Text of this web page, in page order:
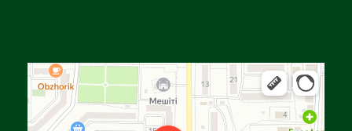
Яндекс Карталар — көлік, навигация, орындарды іздеу